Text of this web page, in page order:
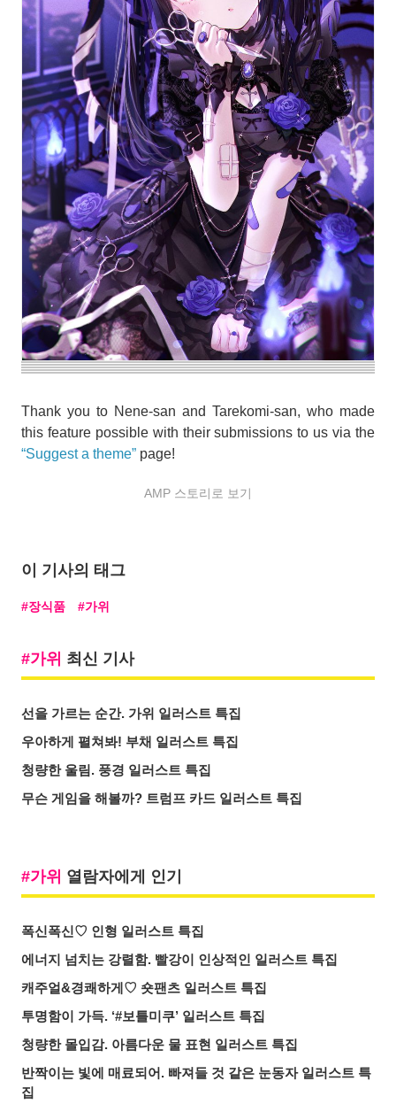
Thank you to Nene-san and Tarekomi-san, who made
this feature possible with their submissions to us via the
“Suggest a theme” page!
AMP 스토리로 보기
이 기사의 태그
장식품 가위
가위 최신 기사
선을 가르는 순간. 가위 일러스트 특집
우아하게 펼쳐봐! 부채 일러스트 특집
청량한 울림. 풍경 일러스트 특집
무슨 게임을 해볼까? 트럼프 카드 일러스트 특집
가위 열람자에게 인기
폭신폭신♡ 인형 일러스트 특집
에너지 넘치는 강렬함. 빨강이 인상적인 일러스트 특집
캐주얼&경쾌하게♡ 숏팬츠 일러스트 특집
투명함이 가득. ‘#보틀미쿠’ 일러스트 특집
청량한 몰입감. 아름다운 물 표현 일러스트 특집
반짝이는 빛에 매료되어. 빠져들 것 같은 눈동자 일러스트 특
집